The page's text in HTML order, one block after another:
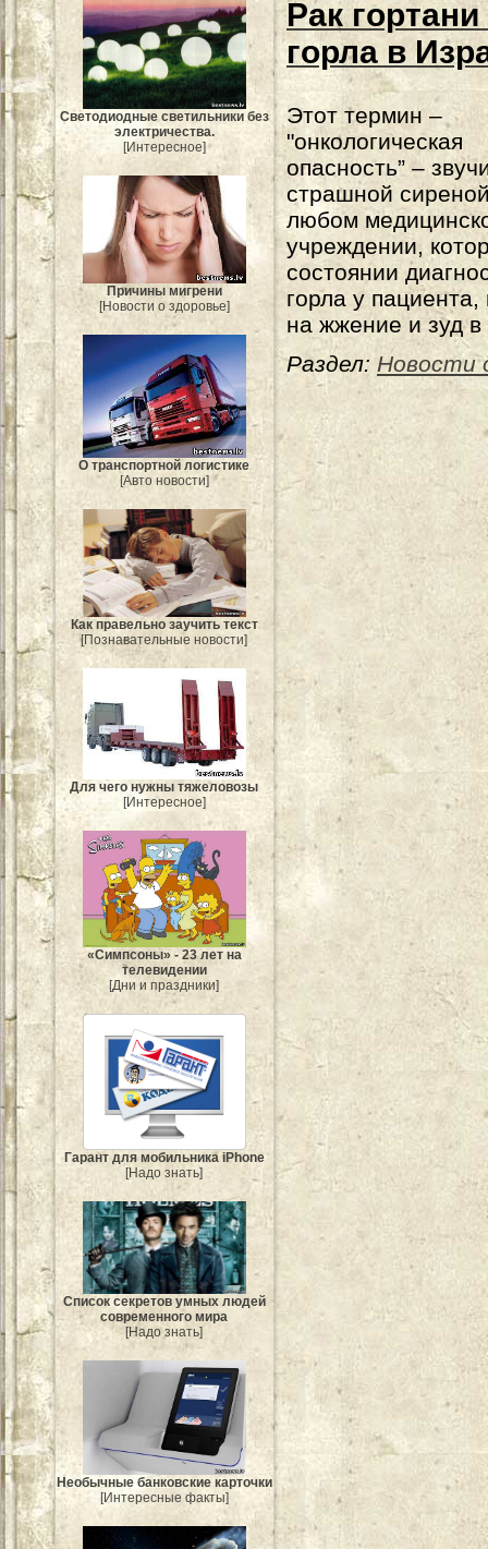
Светодиодные светильники без
электричества.
[Интересное]
Причины мигрени
[Новости о здоровье]
О транспортной логистике
[Авто новости]
Как правельно заучить текст
[Познавательные новости]
Для чего нужны тяжеловозы
[Интересное]
«Симпсоны» - 23 лет на
телевидении
[Дни и праздники]
Гарант для мобильника iPhone
[Надо знать]
Список секретов умных людей
современного мира
[Надо знать]
Необычные банковские карточки
[Интересные факты]
Рак
горла в
Этот термин –
"онкологическая
опасность” –
страшной
любом
учреждении,
состоянии
горла у
на жжение и зуд
Раздел: Новости